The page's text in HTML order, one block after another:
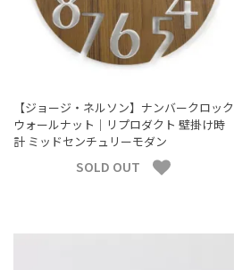
【ジョージ・ネルソン】ナンバークロック
ウォールナット｜リプロダクト 壁掛け時
計 ミッドセンチュリーモダン
SOLD OUT